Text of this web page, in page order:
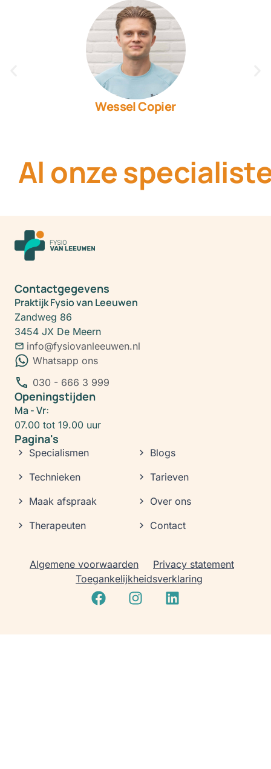
Wessel Copier
Al onze
Contactgegevens
Praktijk Fysio van Leeuwen
Zandweg 86
3454 JX De Meern
info@fysiovanleeuwen.nl
Whatsapp ons
030 - 666 3 999
Openingstijden
Ma - Vr:
07.00 tot 19.00 uur
Pagina's
Specialismen
Technieken
Maak afspraak
Therapeuten
Blogs
Tarieven
Over ons
Contact
Algemene voorwaarden
Privacy statement
Toegankelijkheidsverklaring